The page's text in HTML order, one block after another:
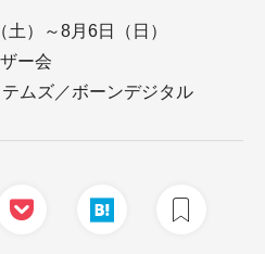
）～8月6日（日）
ー会
ムズ／ボーンデジタル